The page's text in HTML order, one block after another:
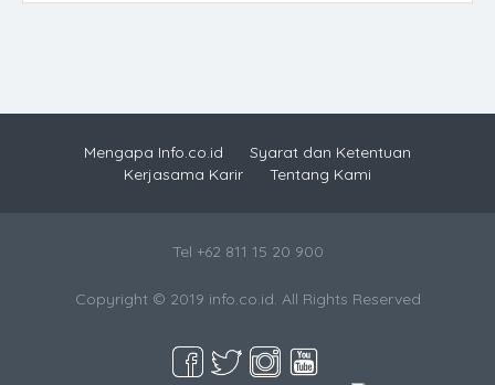
Mengapa Info.co.id
Syarat dan Ketentuan
Kerjasama Karir
Tentang Kami
Tel +62 811 15 20 900
Copyright © 2019 info.co.id. All Rights Reserved